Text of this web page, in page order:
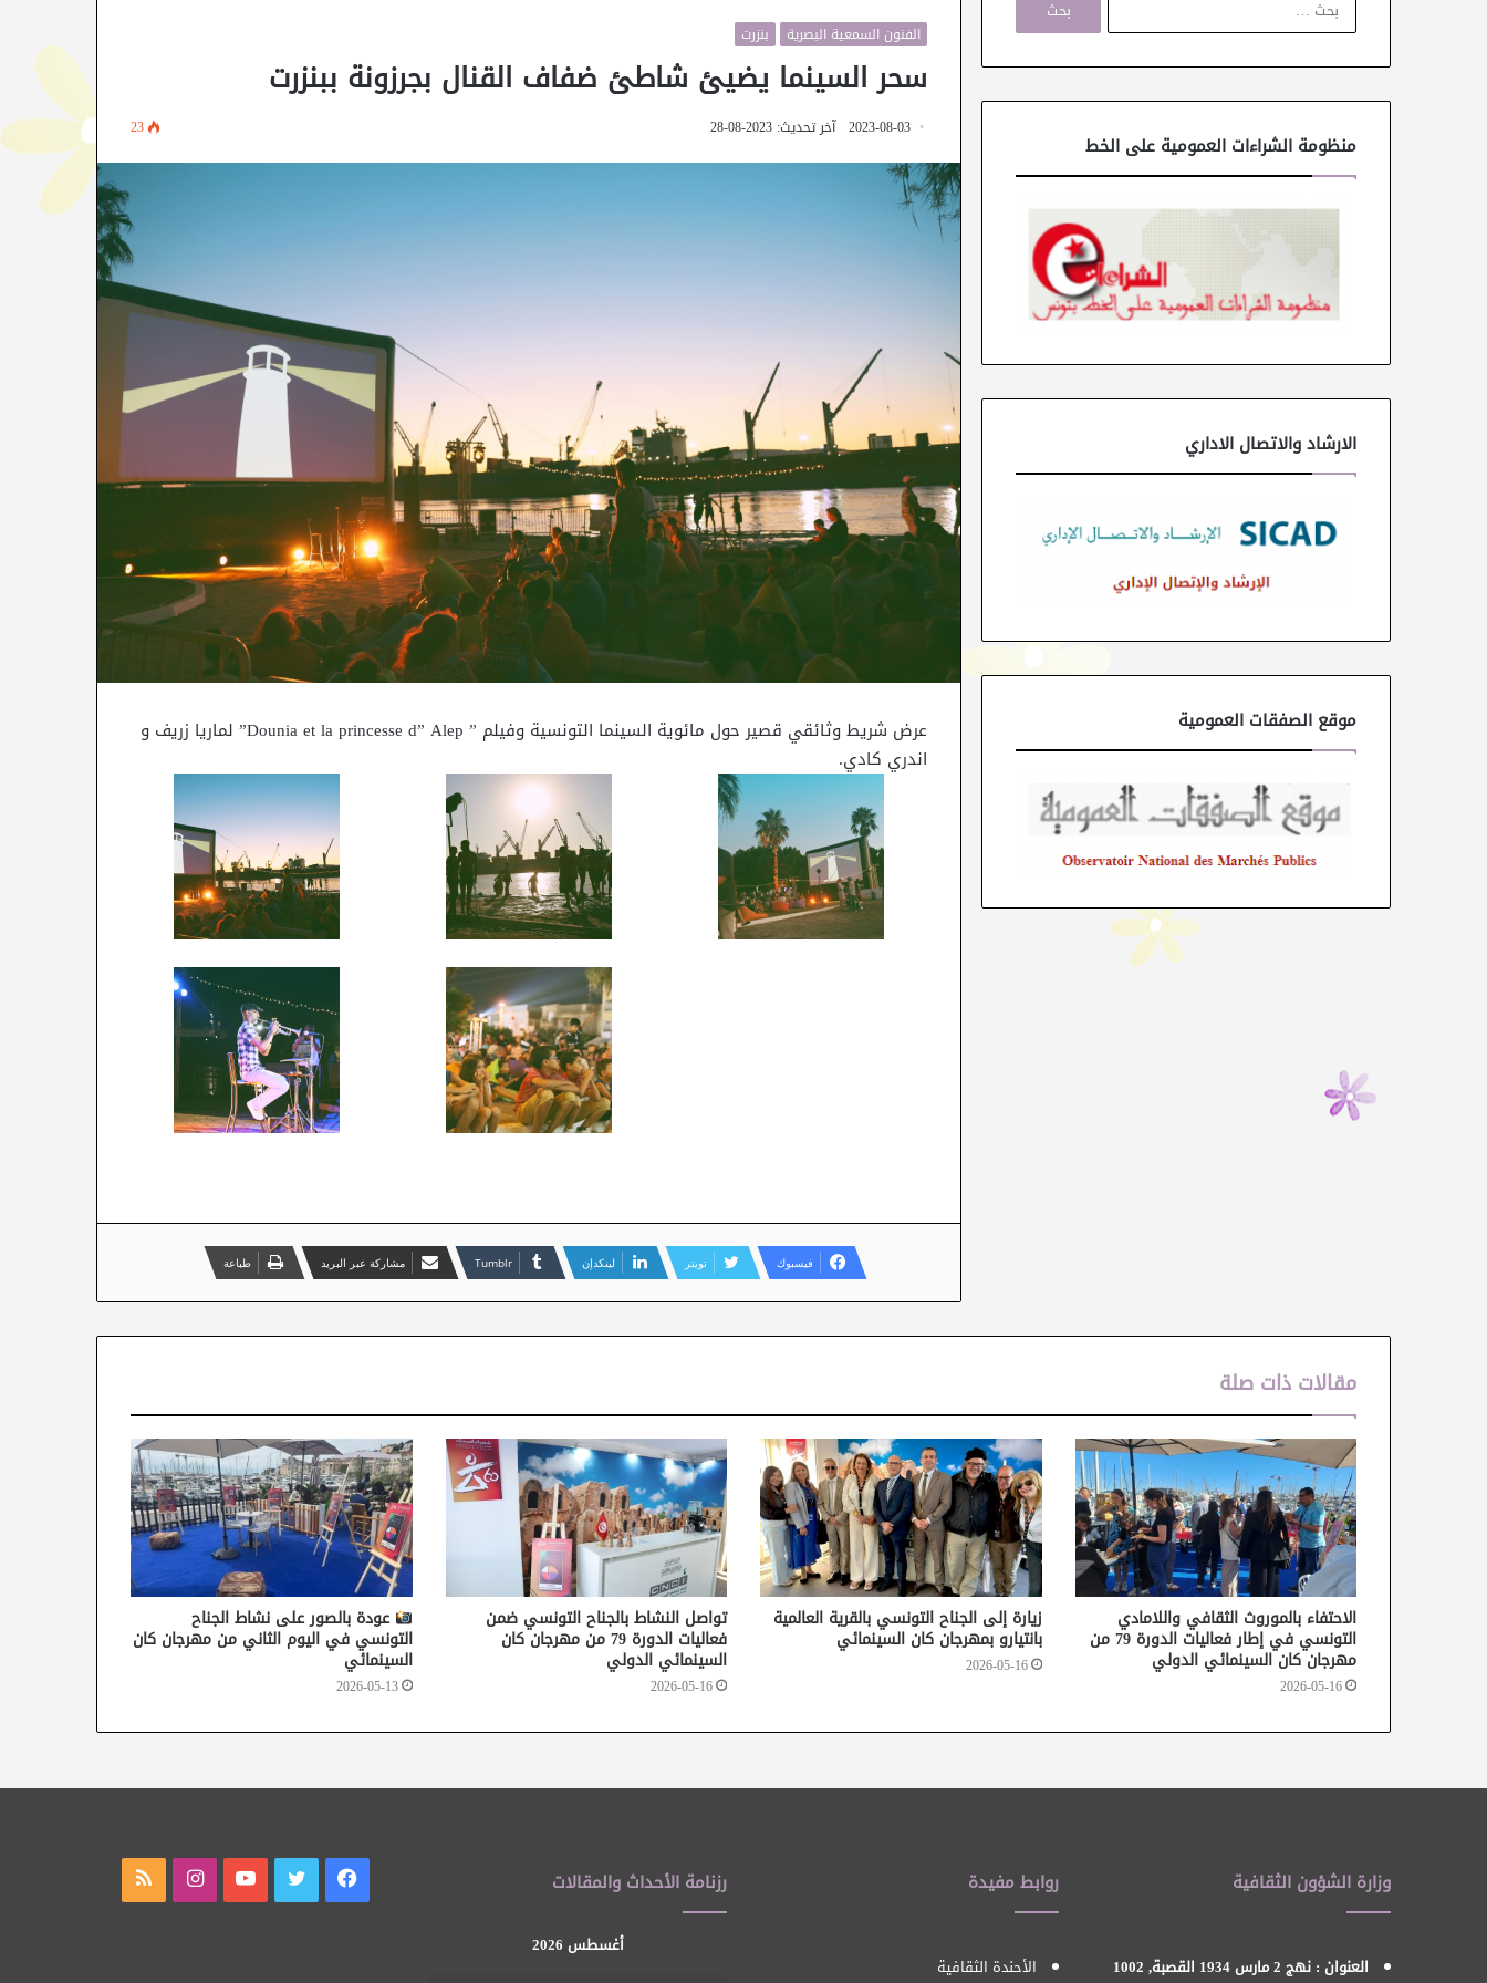
الفنون السمعية البصرية بنزرت
سحر السينما يضيئ شاطئ ضفاف القنال بجرزونة ببنزرت
2023-08-03 آخر تحديث: 2023-08-28 23
عرض شريط وثائقي قصير حول مائوية السينما التونسية وفيلم ” Dounia et la princesse d” Alep” لماريا زريف و
اندري كادي.
فيسبوك تويتر لينكدإن مشاركة عبر البريد طباعة
ح
ن
منظومة الشراءات العمومية على الخط
الارشاد والاتصال الاداري
موقع الصفقات العمومية
مقالات ذات صلة
الاحتفاء بالموروث الثقافي واللامادي
التونسي في إطار فعاليات الدورة 79 من
مهرجان كان السينمائي الدولي
2026-05-16
زيارة إلى الجناح التونسي بالقرية العالمية
بانتيارو بمهرجان كان السينمائي
2026-05-16
تواصل النشاط بالجناح التونسي ضمن
فعاليات الدورة 79 من مهرجان كان
السينمائي الدولي
2026-05-16
عودة بالصور على نشاط الجناح
التونسي في اليوم الثاني من مهرجان كان
السينمائي
2026-05-13
وزارة الشؤون الثقافية
العنوان : نهج 2 مارس 1934 القصبة, 1002
روابط مفيدة
الأحندة الثقافية
رزنامة الأحداث والمقالات
أغسطس 2026
فيسبوك تويتر يوتيوب انستقرام